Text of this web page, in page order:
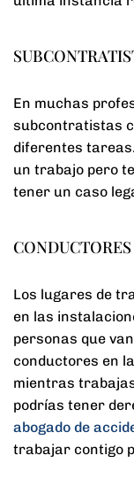
En muchas
subcontratistas
diferentes
un trabajo pero
tener un caso
Los lugares de
en las
personas que
conductores en
mientras
podrías tener
abogado de
trabajar contigo